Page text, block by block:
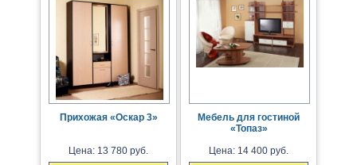
Прихожая «Оскар 3»
Цена: 13 780 руб.
Мебель для гостиной
«Топаз»
Цена: 14 400 руб.